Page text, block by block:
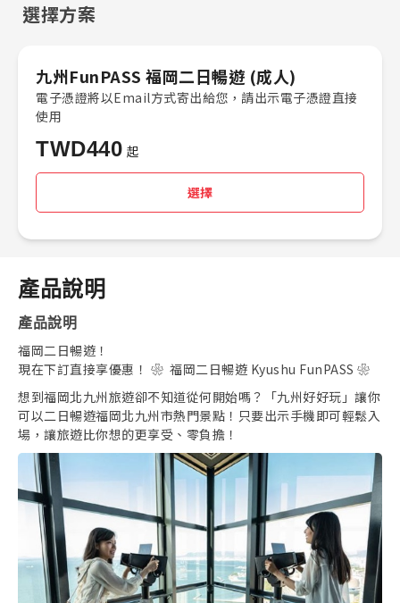
選擇方案
九州FunPASS 福岡二日暢遊 (成人)
電子憑證將以Email方式寄出給您，請出示電子憑證直接
使用
TWD440 起
選擇
產品說明
產品說明
福岡二日暢遊！
現在下訂直接享優惠！ ❀ 福岡二日暢遊 Kyushu FunPASS ❀
想到福岡北九州旅遊卻不知道從何開始嗎？「九州好好玩」讓你
可以二日暢遊福岡北九州市熱門景點！只要出示手機即可輕鬆入
場，讓旅遊比你想的更享受、零負擔！